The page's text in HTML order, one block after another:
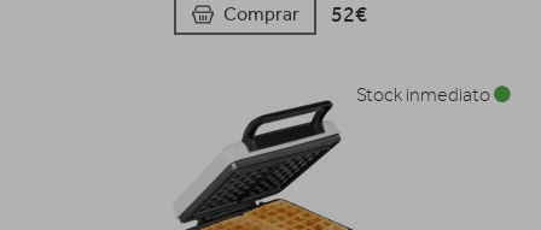
Comprar 52€
Stock inmediato